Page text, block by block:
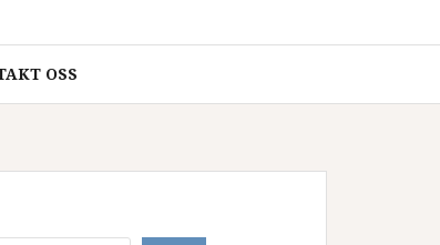
OSS